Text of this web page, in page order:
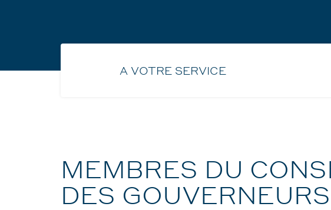
A VOTRE SERVICE
MEMBRES DU
DES GOUVERNEURS